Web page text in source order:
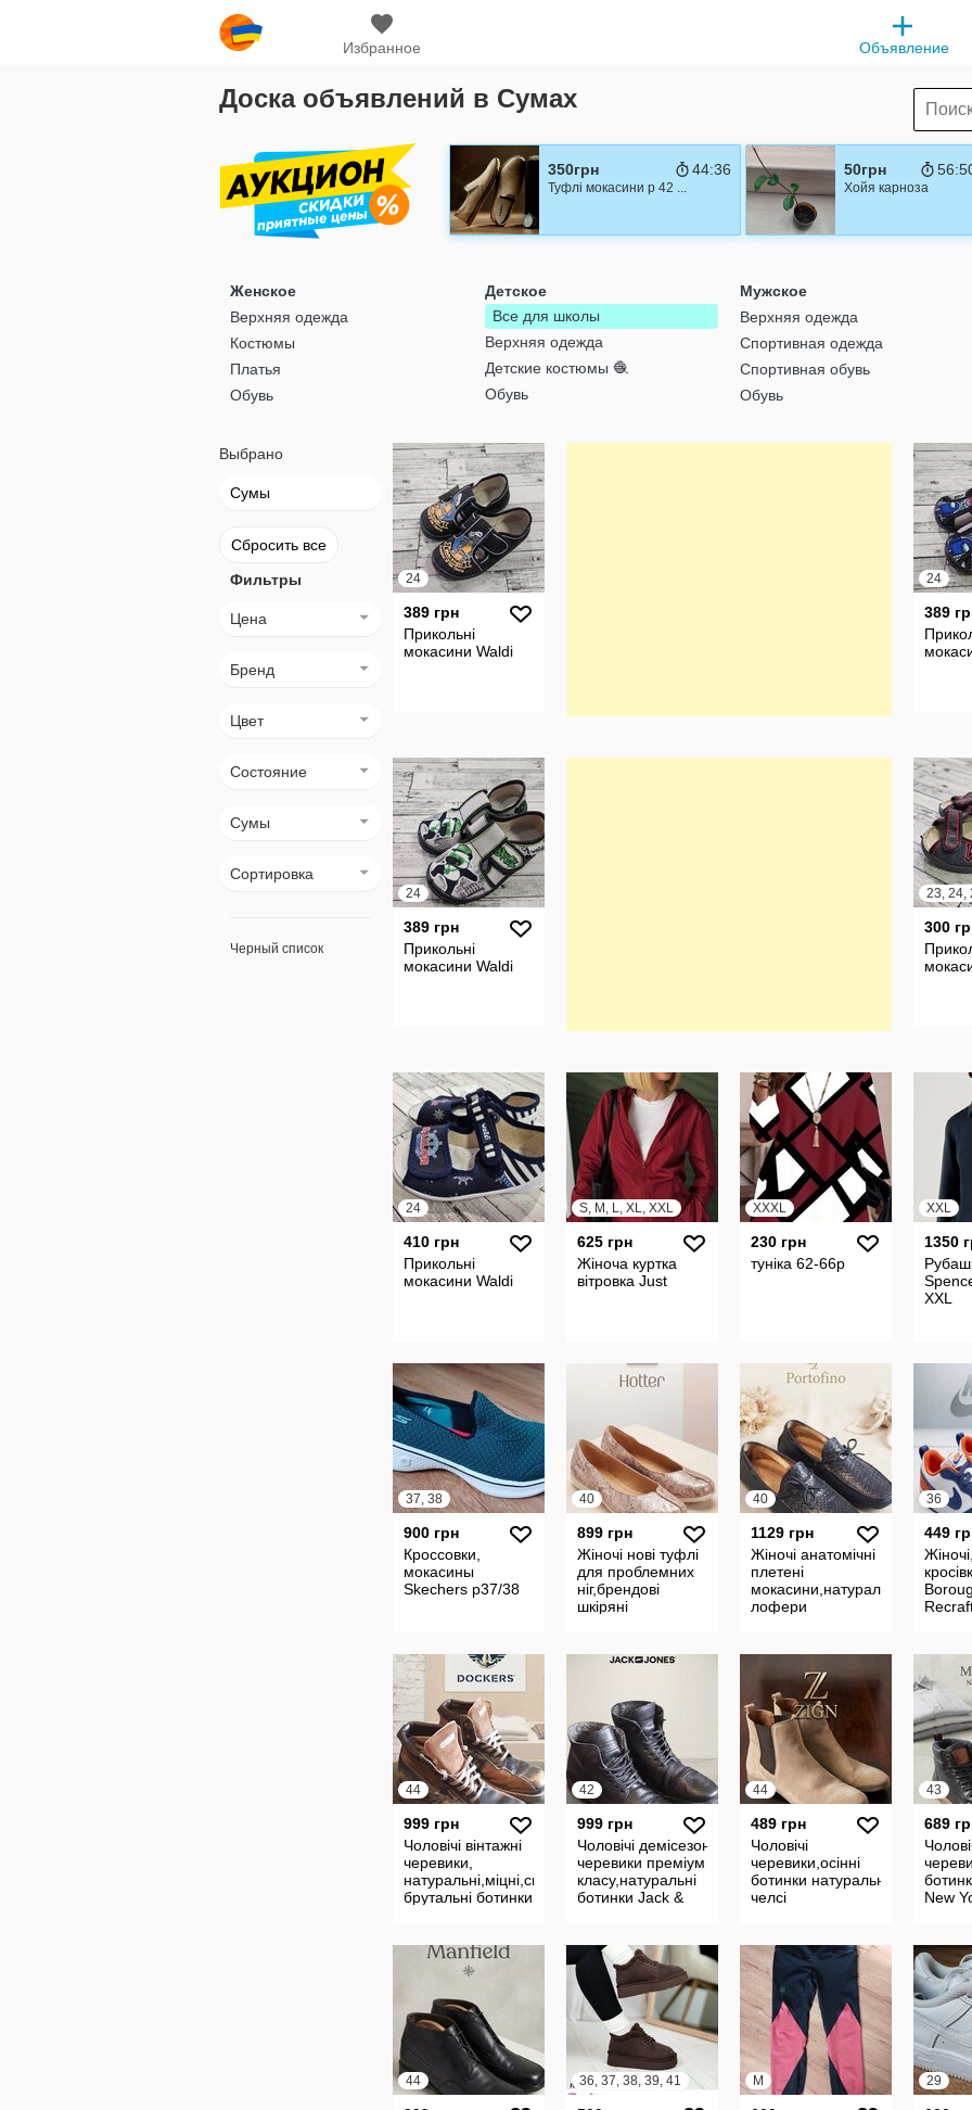
Избранное Объявление
Доска объявлений в Сумах
350грн 44:35
Туфлі мокасини р 42 ...
50грн
Хойя карноза
Женское
Верхняя одежда
Костюмы
Платья
Обувь
Детское
Все для школы
Верхняя одежда
Детские костюмы 🧶
Обувь
Мужское
Верхняя одежда
Спортивная одежда
Спортивная обувь
Обувь
Выбрано
Сумы
Сбросить все
Фильтры
Цена
Бренд
Цвет
Состояние
Сумы
Сортировка
Черный список
24
389 грн
Прикольні
мокасини Waldi
24
389
24
389 грн
Прикольні
мокасини Waldi
23, 24,
300
24
410 грн
Прикольні
мокасини Waldi
S, M, L, XL, XXL
625 грн
Жіноча куртка
вітровка Just
XXXL
230 грн
туніка 62-66р
XXL
1350
XXL
37, 38
900 грн
Кроссовки,
мокасины
Skechers р37/38
40
899 грн
Жіночі нові туфлі
для проблемних
ніг,брендові
шкіряні
40
1129 грн
Жіночі анатомічні
плетені
мокасини,натуральні
лофери
36
449
44
999 грн
Чоловічі вінтажні
черевики,
натуральні,міцні,справжні
брутальні ботинки
42
999 грн
Чоловічі демісезонні
черевики преміум
класу,натуральні
ботинки Jack &
44
489 грн
Чоловічі
черевики,осінні
ботинки натуральні
челсі
43
689
New
44 36, 37, 38, 39, 41 M 29